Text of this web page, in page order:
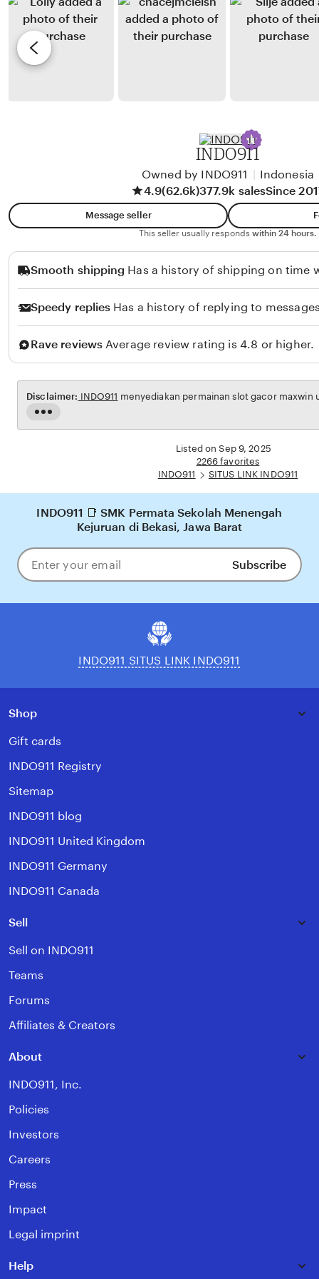
n
g
s
h
o
y
H
a
r
e
i
i
a
S
i
n
a
INDO911
Owned by INDO911
Indonesia
4.9(62.6k)377.9k salesSince
Message seller
This seller usually responds within 24 hours.
Smooth shipping Has a history of shipping on time
Speedy replies Has a history of replying to
Rave reviews Average review rating is 4.8 or higher.
Read
the
Disclaimer: INDO911 menyediakan permainan slot gacor maxwin
Listed on Sep 9, 2025
2266 favorites
INDO911
SITUS LINK INDO911
INDO911 📑 SMK Permata Sekolah Menengah
Kejuruan di Bekasi, Jawa Barat
Enter
your
Subscribe
INDO911 SITUS LINK INDO911
Shop
Gift cards
INDO911 Registry
Sitemap
INDO911 blog
INDO911 United Kingdom
INDO911 Germany
INDO911 Canada
Sell
Sell on INDO911
Teams
Forums
Affiliates & Creators
About
INDO911, Inc.
Policies
Investors
Careers
Press
Impact
Legal imprint
Help